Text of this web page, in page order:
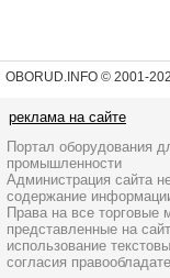
OBORUD.INFO © 2001-
реклама на сайте
Портал оборудования
промышленности
Администрация сайта
содержание
Права на все торговые
представленные на
использование
согласия